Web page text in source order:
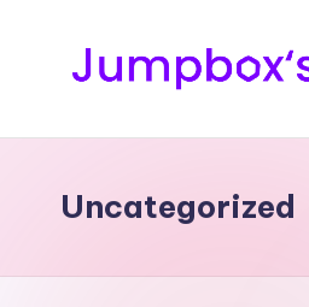
contentJ
m
p
|
Professional
Uncategorized